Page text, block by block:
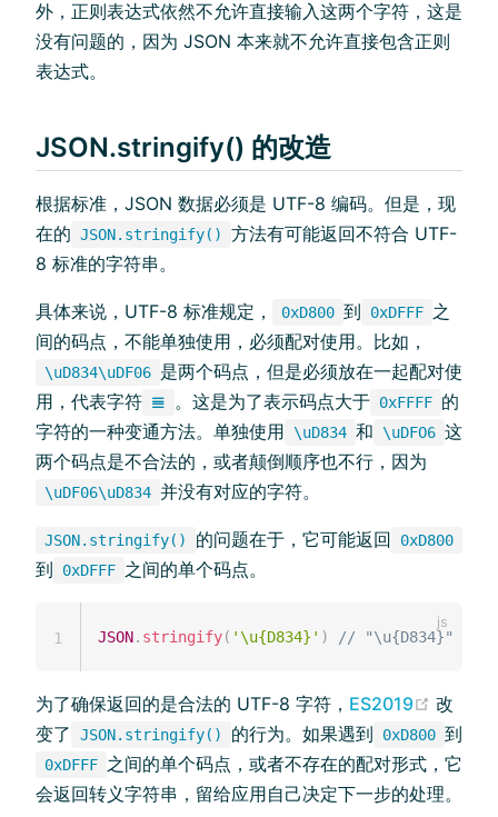
外，正则表达式依然不允许直接输入这两个字符，这是
没有问题的，因为 JSON 本来就不允许直接包含正则
表达式。
JSON.stringify() 的改造
根据标准，JSON 数据必须是 UTF-8 编码。但是，现
在的 JSON.stringify()
方法有可能返回不符合 UTF-
8 标准的字符串。
具体来说，UTF-8 标准规定， 0xD800 到 0xDFFF 之
间的码点，不能单独使用，必须配对使用。比如，
\uD834\uDF06 是两个码点，但是必须放在一起配对使
用，代表字符 𝌆 。这是为了表示码点大于 0xFFFF 的
字符的一种变通方法。单独使用 \uD834 和 \uDFO6 这
两个码点是不合法的，或者颠倒顺序也不行，因为
\uDF06\uD834 并没有对应的字符。
JSON.stringify() 的问题在于，它可能返回 0xD800
到 0xDFFF 之间的单个码点。
JSON. stringify( '\u{D834}' ) // "\u{D834}"
1
为了确保返回的是合法的 UTF-8 字符， ES2019
改
变了
JSON.stringify() 的行为。如果遇到 0xD800 到
0xDFFF 之间的单个码点，或者不存在的配对形式，它
会返回转义字符串，留给应用自己决定下一步的处理。